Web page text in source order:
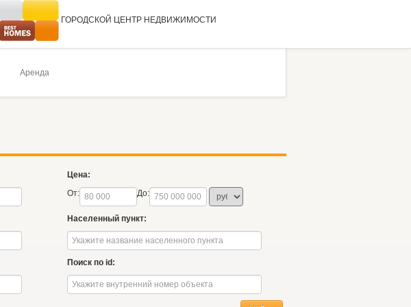
ГОРОДСКОЙ ЦЕНТР НЕДВИЖИМОСТИ
На главную
Аренда
Цена:
От:
До:
Населенный пункт:
Поиск по id: